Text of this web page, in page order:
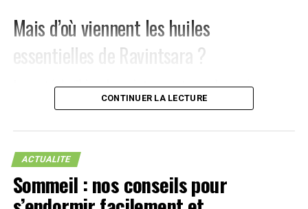
Mais d’où viennent les huiles
essentielles de Ravintsara ?
Importé de Chine, le ravintsara est un arbre qui pousse
aujourd’hui principalement sur l’île de Madagascar. Bien
trouverez pas de camphre dans l’huile essentielle de
ravintsara ! Attention également à ne pas le confondre
avec le ravensare aromatique, lui aussi présent sur les
terres malgaches. Ce dernier fait partie de la famille des
lauracées et ses indications sont très différentes.
CONTINUER LA LECTURE
ACTUALITE
Sommeil : nos conseils pour